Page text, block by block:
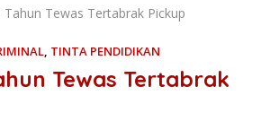
Tahun Tewas Tertabrak Pickup
, TINTA PENDIDIKAN
Tewas Tertabrak